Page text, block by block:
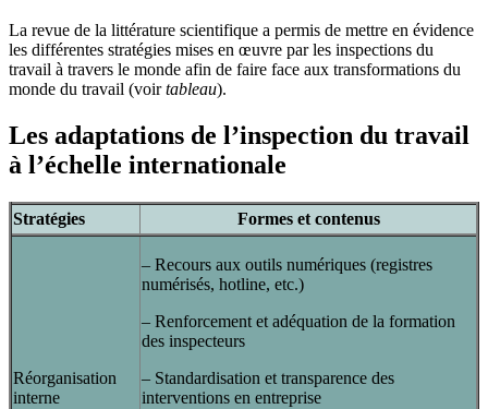
La revue de la littérature scientifique a permis de mettre en évidence
les différentes stratégies mises en œuvre par les inspections du
travail à travers le monde afin de faire face aux transformations du
monde du travail (voirtableau).
Les adaptations de l’inspection du travail
à l’échelle internationale
Stratégies Formes et contenus
Réorganisation
interne
– Recours aux outils numériques (registres
numérisés, hotline, etc.)
– Renforcement et adéquation de la formation
des inspecteurs
– Standardisation et transparence des
interventions en entreprise